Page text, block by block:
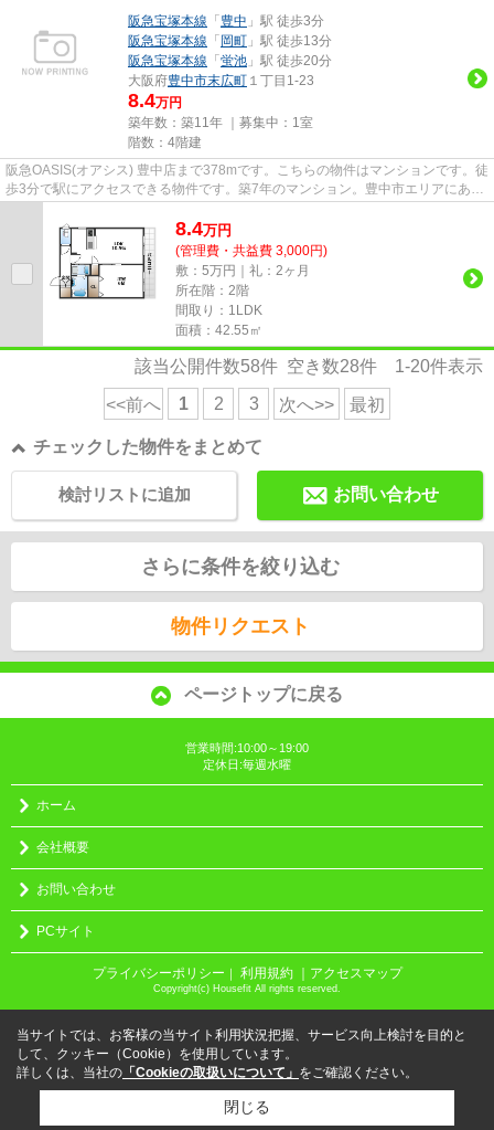
阪急宝塚本線 「 豊中 」駅 徒歩3分
阪急宝塚本線 「 岡町 」駅 徒歩13分
阪急宝塚本線 「 蛍池 」駅 徒歩20分
大阪府豊中市末広町 １丁目1-23
8.4万円
築年数：築11年 ｜募集中： 1室
階数：4階建
阪急OASIS(オアシス) 豊中店まで378mです。こちらの物件はマンションです。徒
歩3分で駅にアクセスできる物件です。築7年のマンション。豊中市エリアにある
8.4万円
(管理費・共益費 3,000円)
敷：5万円｜礼：2ヶ月
所在階：2階
間取り：1LDK
面積：42.55㎡
該当公開件数58件 空き数28件 1-20件表示
<<前へ 1 2 3 次へ>> 最初
チェックした物件をまとめて
お問い合わせ
検討リストに追加
さらに条件を絞り込む
物件リクエスト
ページトップに戻る
営業時間:10:00～19:00
定休日:毎週水曜
ホーム
会社概要
お問い合わせ
PCサイト
プライバシーポリシー ｜ 利用規約 ｜アクセスマップ
Copyright(c) Housefit All rights reserved.
当サイトでは、お客様の当サイト利用状況把握、サービス向上検討を目的と
して、クッキー（Cookie）を使用しています。
詳しくは、当社の 「Cookieの取扱いについて」 をご確認ください。
閉じる